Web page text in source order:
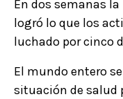
En dos semanas
logró lo que los
luchado por cinco
El mundo entero
situación de salud